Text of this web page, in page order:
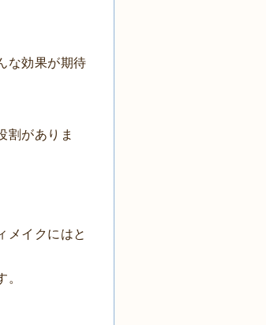
な効果が期待
割がありま
メイクにはと